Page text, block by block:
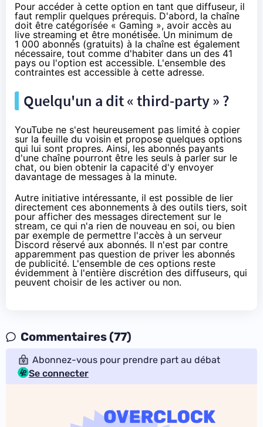
Pour accéder à cette option en tant que diffuseur, il
faut remplir quelques prérequis. D'abord, la chaîne
doit être catégorisée « Gaming », avoir accès au
live streaming et être monétisée. Un minimum de
1 000 abonnés (gratuits) à la chaîne est également
nécessaire, tout comme d'habiter dans un des 41
pays ou l'option est accessible. L'ensemble des
contraintes est accessible à cette adresse.
Quelqu'un a dit « third-party » ?
YouTube ne s'est heureusement pas limité à copier
sur la feuille du voisin et propose quelques options
qui lui sont propres. Ainsi, les abonnés payants
d'une chaîne pourront être les seuls à parler sur le
chat, ou bien obtenir la capacité d'y envoyer
davantage de messages à la minute.
Autre initiative intéressante, il est possible de lier
directement ces abonnements à des outils tiers, soit
pour afficher des messages directement sur le
stream, ce qui n'a rien de nouveau en soi, ou bien
par exemple de permettre l'accès à un serveur
Discord réservé aux abonnés. Il n'est par contre
apparemment pas question de priver les abonnés
de publicité. L'ensemble de ces options reste
évidemment à l'entière discrétion des diffuseurs, qui
peuvent choisir de les activer ou non.
Commentaires (77)
Abonnez-vous pour prendre part au débat
Se connecter